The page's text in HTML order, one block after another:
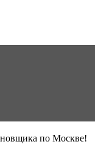
по Москве!